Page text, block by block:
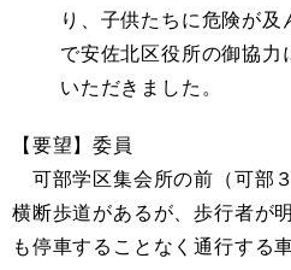
り、子供たちに危険が
で安佐北区役所の御協
いただきました。
【要望】委員
可部学区集会所の前（可部
横断歩道があるが、歩行者が
も停車することなく通行する